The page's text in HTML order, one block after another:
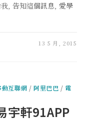
, 告知這個訊息, 愛學
13 5 月, 2015
動互聯網 /阿里巴巴 /電
宇軒91APP